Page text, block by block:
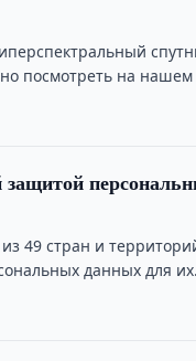
посмотреть на нашем
49 стран и
данных для их